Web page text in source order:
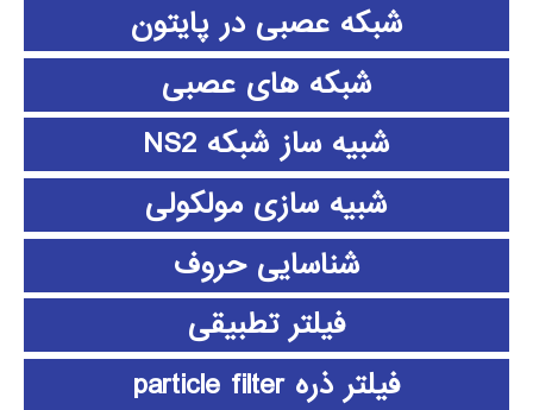
شبکه عصبی در پایتون
شبکه های عصبی
شبیه ساز شبکه NS2
شبیه سازی مولکولی
شناسایی حروف
فیلتر تطبیقی
فیلتر ذره particle filter